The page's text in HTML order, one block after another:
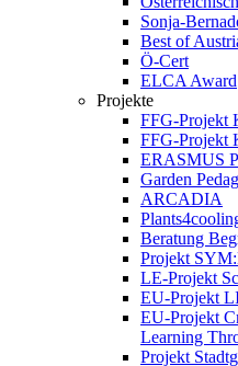
Sonja-
Best of
Ö-Cert
ELCA Award
Projekte
FFG-Projekt
FFG-Projekt
ERASMUS
Garden
ARCADIA
Beratung
Projekt
LE-Projekt
EU-Projekt
EU-Projekt
Learning
Projekt